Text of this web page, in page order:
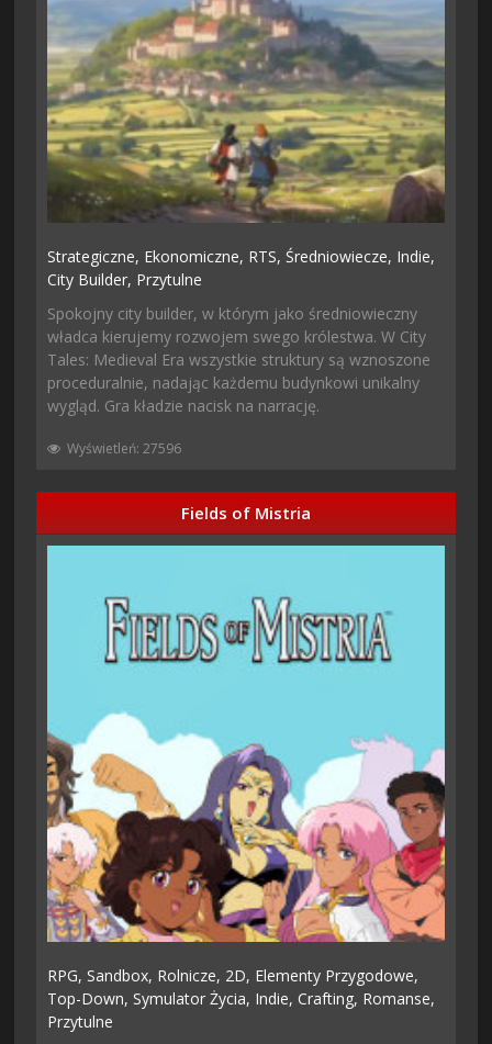
Strategiczne, Ekonomiczne, RTS,Średniowiecze, Indie,
City Builder, Przytulne
Spokojny city builder, w którym jako średniowieczny
władca kierujemy rozwojem swego królestwa. W City
Tales: Medieval Era wszystkie struktury są wznoszone
proceduralnie, nadając każdemu budynkowi unikalny
wygląd. Gra kładzie nacisk na narrację.
Wyświetleń: 27596
Fields of Mistria
RPG,Sandbox, Rolnicze, 2D, Elementy Przygodowe,
Top-Down,Symulator Życia, Indie,Crafting, Romanse,
Przytulne